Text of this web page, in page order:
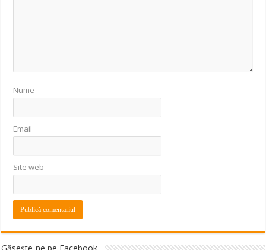
Nume
Email
Site web